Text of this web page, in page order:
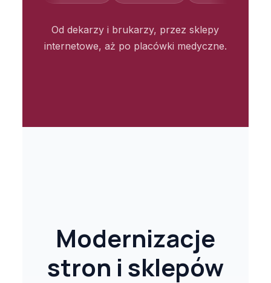
Od dekarzy i brukarzy, przez sklepy
internetowe, aż po placówki medyczne.
Modernizacje
stron i sklepów